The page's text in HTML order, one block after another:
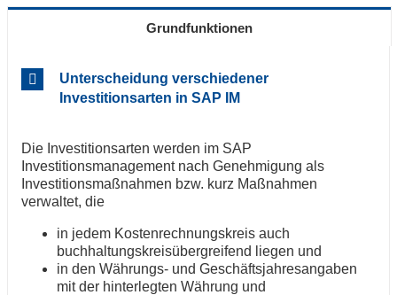
Grundfunktionen
Unterscheidung verschiedener
Investitionsarten in SAP IM
Die Investitionsarten werden im SAP
Investitionsmanagement nach Genehmigung als
Investitionsmaßnahmen bzw. kurz Maßnahmen
verwaltet, die
in jedem Kostenrechnungskreis auch
buchhaltungskreisübergreifend liegen und
in den Währungs- und Geschäftsjahresangaben
mit der hinterlegten Währung und